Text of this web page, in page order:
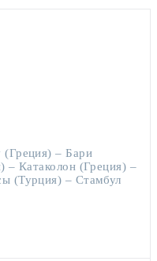
– Бари
– Катаколон (Греция) –
(Турция) – Стамбул